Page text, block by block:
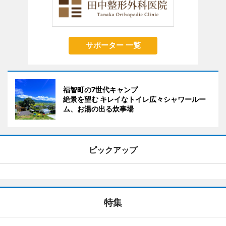
サポーター 一覧
福智町の7世代キャンプ
絶景を望む キレイなトイレ広々シャワールー
ム、お湯の出る炊事場
ピックアップ
特集